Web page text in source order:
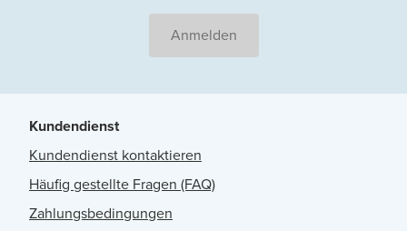
Anmelden
Kundendienst
Kundendienst kontaktieren
Häufig gestellte Fragen (FAQ)
Zahlungsbedingungen